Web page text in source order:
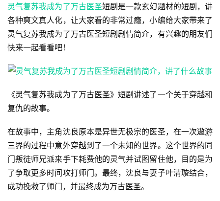
灵气复苏我成为了万古医圣短剧是一款玄幻题材的短剧，讲
各种爽文真人化，让大家看的非常过瘾，小编给大家带来了
灵气复苏我成为了万古医圣短剧剧情简介，有兴趣的朋友们
快来一起看看吧！
《灵气复苏我成为了万古医圣》短剧讲述了一个关于穿越和
复仇的故事。
在故事中，主角沈良原本是异世无极宗的医圣，在一次遨游
三界的过程中意外穿越到了一个未知的世界。这个世界的同
门叛徒师兄派来手下耗费他的灵气并试图留住他，目的是为
了争取更多时间攻打师门。最终，沈良与妻子叶清璇结合，
成功挽救了师门，并最终成为万古医圣。